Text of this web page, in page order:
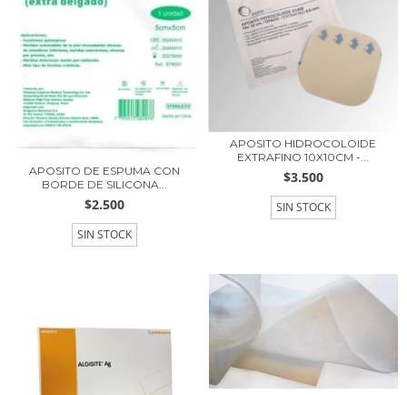
APOSITO DE ESPUMA CON
BORDE DE SILICONA...
$2.500
SIN STOCK
APOSITO HIDROCOLOIDE
EXTRAFINO 10X10CM -...
$3.500
SIN STOCK